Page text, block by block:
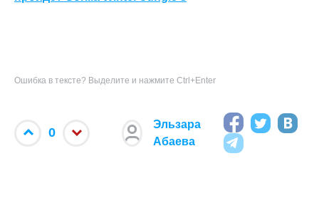
Ошибка в тексте? Выделите и нажмите Ctrl+Enter
0
Эльзара
Абаева